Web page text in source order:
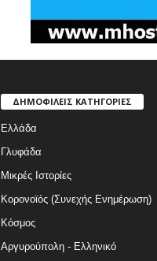
ΔΗΜΟΦΙΛΕΙΣ ΚΑΤΗΓΟΡΙΕΣ
Ελλάδα
Γλυφάδα
Μικρές Ιστορίες
Κορονοϊός (Συνεχής Ενημέρωση)
Κόσμος
Αργυρούπολη - Ελληνικό